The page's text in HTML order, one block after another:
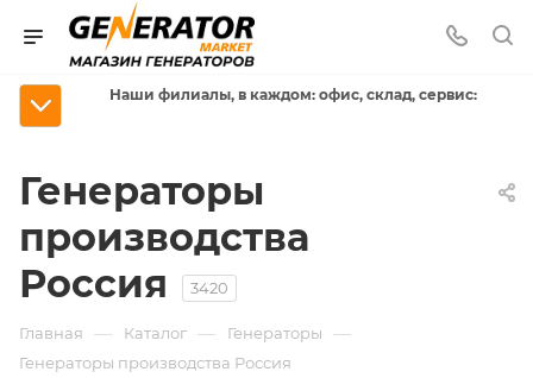
Наши филиалы, в каждом: офис, склад, сервис:
Генераторы
производства
Россия
3420
Главная — Каталог — Генераторы —
Генераторы производства Россия